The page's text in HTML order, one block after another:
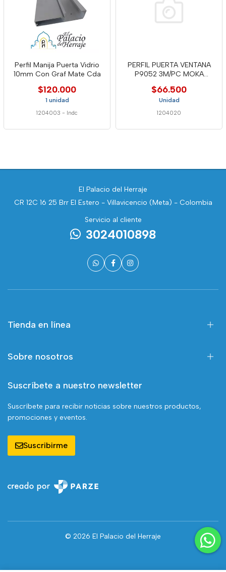
Perfil Manija Puerta Vidrio
10mm Con Graf Mate Cda
$120.000
1 unidad
1204003 - Indc
PERFIL PUERTA VENTANA
P9052 3M/PC MOKA
$66.500
Unidad
1204020
El Palacio del Herraje
CR 12C 16 25 Brr El Estero - Villavicencio (Meta) - Colombia
Servicio al cliente
3024010898
Tienda en línea
Sobre nosotros
Suscríbete a nuestro newsletter
Suscríbete para recibir noticias sobre nuestros productos,
promociones y eventos.
Suscribirme
© 2026 El Palacio del Herraje